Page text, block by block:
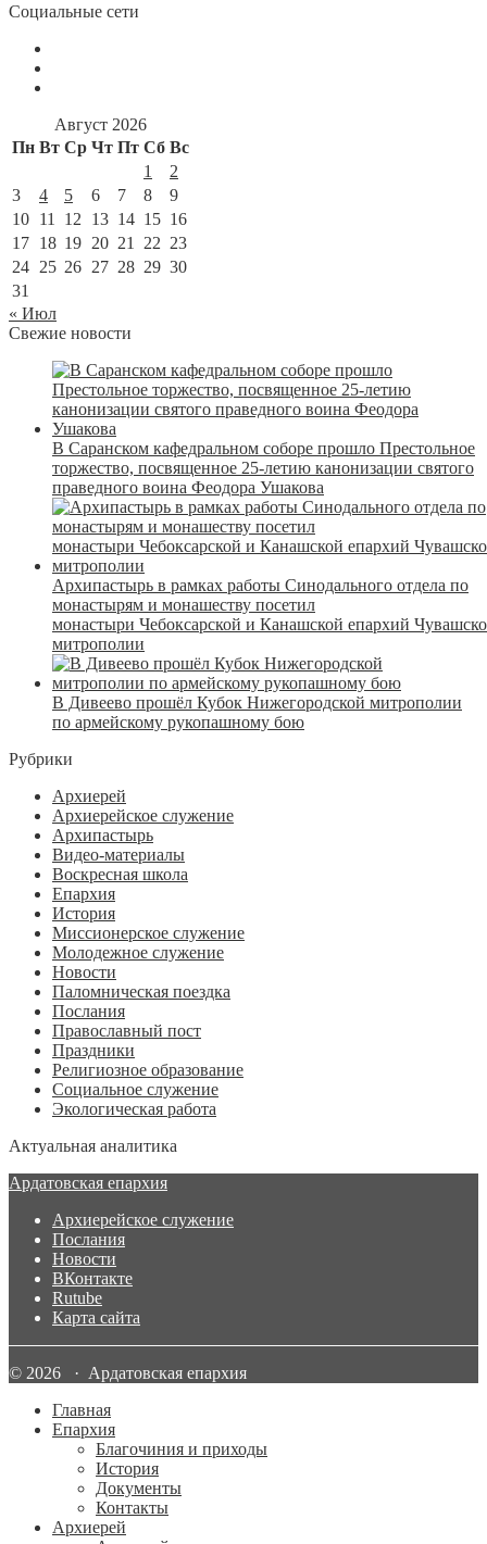
Социальные сети
Август 2026
Пн Вт Ср Чт Пт Сб Вс
1
2
3
4 5 6 7 8
9
10 11 12 13 14 15 16
17 18 19 20 21 22 23
24 25 26 27 28 29 30
31
« Июл
Свежие новости
В Саранском кафедральном соборе прошло Престольное
торжество, посвященное 25-летию канонизации святого
праведного воина Феодора Ушакова
Архипастырь в рамках работы Синодального отдела по
монастырям и монашеству посетил
монастыри Чебоксарской и Канашской епархий
митрополии
В Дивеево прошёл Кубок Нижегородской митрополии
по армейскому рукопашному бою
Рубрики
Архиерей
Архиерейское служение
Архипастырь
Видео-материалы
Воскресная школа
Епархия
История
Миссионерское служение
Молодежное служение
Новости
Паломническая поездка
Послания
Православный пост
Праздники
Религиозное образование
Социальное служение
Экологическая работа
Актуальная аналитика
Ардатовская епархия
Архиерейское служение
Послания
Новости
ВКонтакте
Rutube
Карта сайта
© 2026 · Ардатовская епархия
Главная
Епархия
Благочиния и приходы
История
Документы
Контакты
Архиерей